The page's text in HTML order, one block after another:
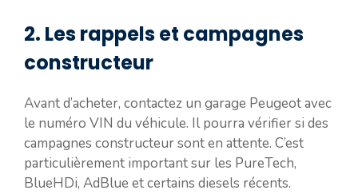
2. Les rappels et campagnes
constructeur
Avant d’acheter, contactez un garage Peugeot avec
le numéro VIN du véhicule. Il pourra vérifier si des
campagnes constructeur sont en attente. C’est
particulièrement important sur les PureTech,
BlueHDi, AdBlue et certains diesels récents.